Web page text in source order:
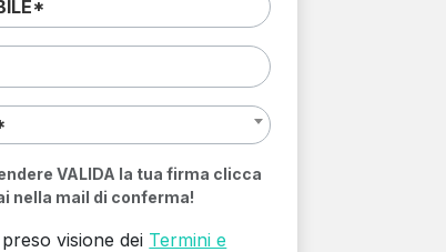
VALIDA la tua firma clicca
nella mail di conferma!
visione dei Termini e